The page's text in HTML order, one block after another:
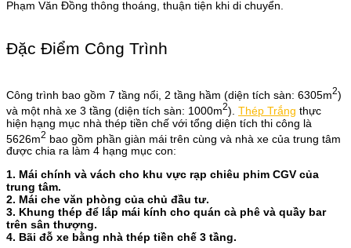
Phạm Văn Đồng thông thoáng, thuận tiện khi di chuyển.
Đặc Điểm Công Trình
Công trình bao gồm 7 tầng nổi, 2 tầng hầm (diện tích sàn: 6305m2)
và một nhà xe 3 tầng (diện tích sàn: 1000m2). Thép Trắng thực
hiện hạng mục nhà thép tiền chế với tổng diện tích thi công là
5626m2 bao gồm phần giàn mái trên cùng và nhà xe của trung tâm
được chia ra làm 4 hạng mục con:
1. Mái chính và vách cho khu vực rạp chiêu phim CGV của
trung tâm.
2. Mái che văn phòng của chủ đầu tư.
3. Khung thép để lắp mái kính cho quán cà phê và quầy bar
trên sân thượng.
4. Bãi đỗ xe bằng nhà thép tiền chế 3 tầng.